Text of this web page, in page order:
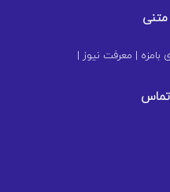
متنی
بامزه | معرفت نیوز |
تماس